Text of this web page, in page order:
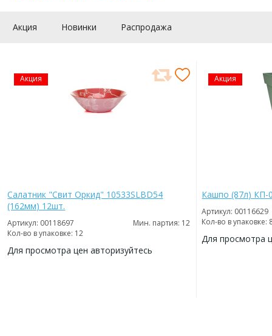
Акция Новинки Распродажа
Акция
Салатник "Свит Оркид" 10533SLBD54
(162мм) 12шт.
Артикул: 00118697
Мин. партия: 12
Кол-во в упаковке: 12
Для просмотра цен авторизуйтесь
Акция
Кашпо (87л) КП-
Артикул: 00116629
Кол-во в упаковке:
Для просмотра